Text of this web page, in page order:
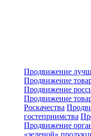
Продвижение
Продвижение
Продвижение
Продвижение
Роскачества
гостеприимства
Продвижение
«зеленой»